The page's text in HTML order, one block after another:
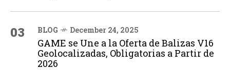
03 BLOG December 24, 2025
GAME se Une a la Oferta de Balizas V16
Geolocalizadas, Obligatorias a Partir de
2026